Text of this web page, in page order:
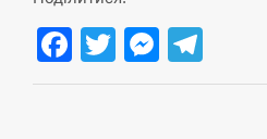
переправу, склады и
СЕРПЕНЬFacebook
Twitter